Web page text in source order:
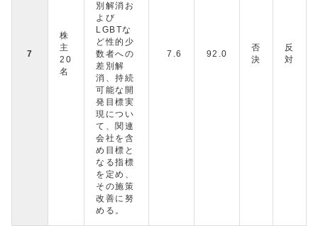
7
株
主
20
名
別解消お
よび
LGBTな
ど性的少
数者への
差別解
消、持続
可能な開
発目標実
現につい
て、関連
会社を含
め目標と
なる指標
を定め、
その施策
改善に努
める。
7.6 92.0
否
決
反
対